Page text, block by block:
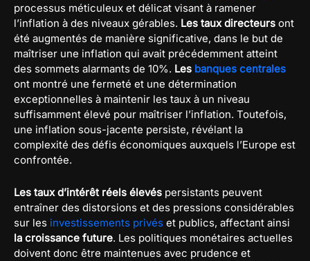
processus méticuleux et délicat visant à ramener
l’inflation à des niveaux gérables. Les taux directeurs ont
été augmentés de manière significative, dans le but de
maîtriser une inflation qui avait précédemment atteint
des sommets alarmants de 10%. Les banques centrales
ont montré une fermeté et une détermination
exceptionnelles à maintenir les taux à un niveau
suffisamment élevé pour maîtriser l’inflation. Toutefois,
une inflation sous-jacente persiste, révélant la
complexité des défis économiques auxquels l’Europe est
confrontée.
Les taux d’intérêt réels élevés persistants peuvent
entraîner des distorsions et des pressions considérables
sur les investissements privés et publics, affectant ainsi
la croissance future. Les politiques monétaires actuelles
doivent donc être maintenues avec prudence et